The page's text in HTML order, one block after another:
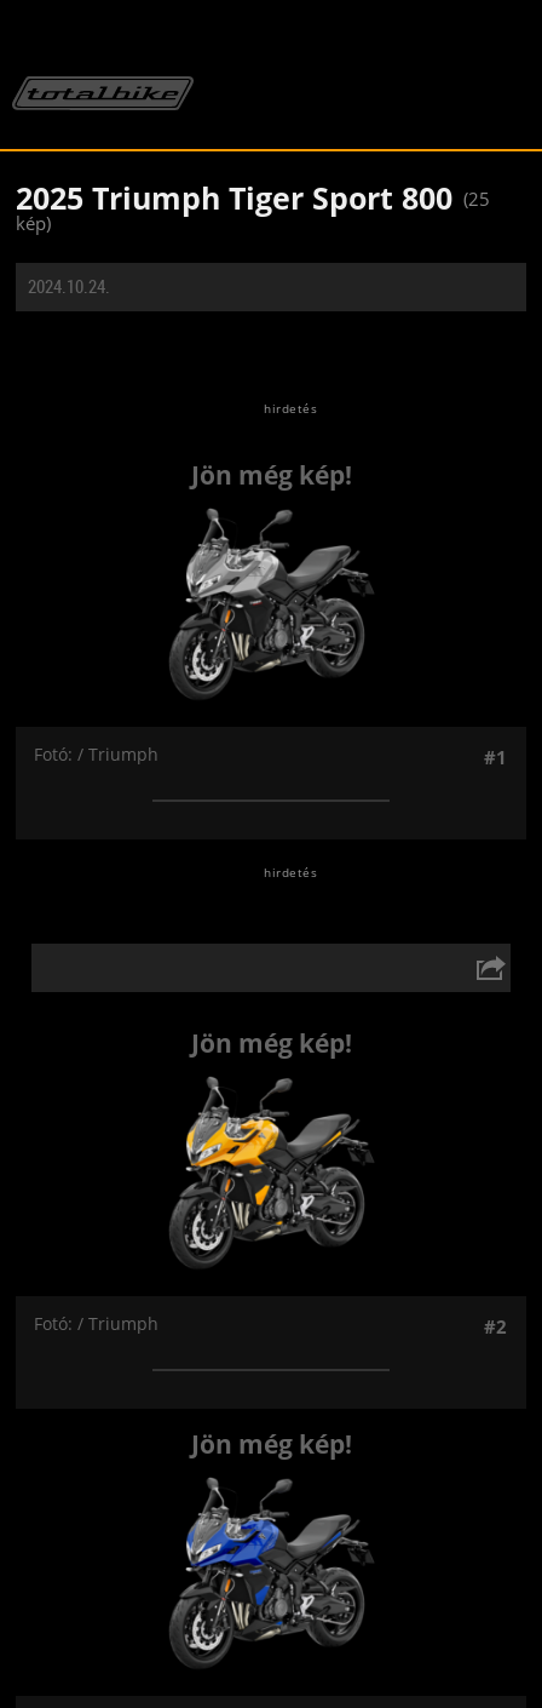
2025 Triumph Tiger Sport 800 (25
kép)
2024.10.24.
Jön még kép!
Fotó: / Triumph #1
Jön még kép!
Fotó: / Triumph #2
Jön még kép!